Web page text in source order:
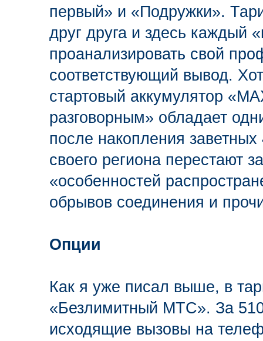
первый» и «Подружки».
друг друга и здесь каждый
проанализировать свой
соответствующий вывод.
стартовый аккумулятор
разговорным» обладает
после накопления заветных
своего региона перестают
«особенностей
обрывов соединения и
Опции
Как я уже писал выше, в
«Безлимитный МТС». За
исходящие вызовы на